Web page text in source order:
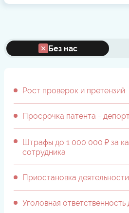
Без нас
Рост проверок и претензий
Просрочка патента =
Штрафы до 1 000 000 ₽ за
сотрудника
Приостановка
Уголовная ответственность